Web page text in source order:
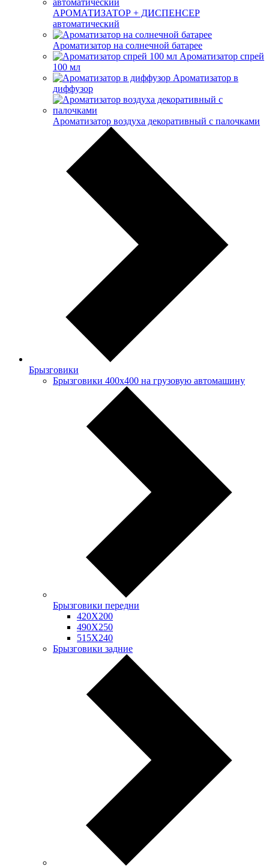
АРОМАТИЗАТОР + ДИСПЕНСЕР
автоматический
Ароматизатор на солнечной батарее
Ароматизатор спрей
100 мл
Ароматизатор в
диффузор
Ароматизатор воздуха декоративный с палочками
Брызговики
Брызговики 400х400 на грузовую автомашину
Брызговики передни
420Х200
490Х250
515Х240
Брызговики задние